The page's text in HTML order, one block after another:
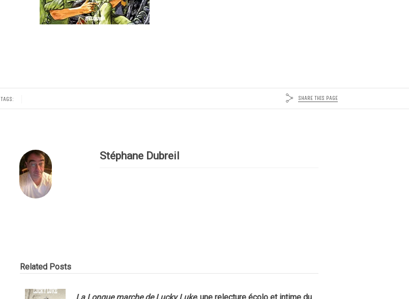
TAGS: SHARE THIS PAGE
Stéphane Dubreil
Related Posts